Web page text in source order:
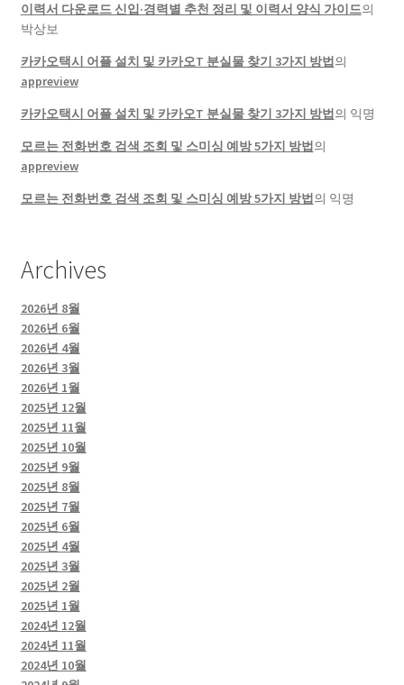
이력서 다운로드 신입·경력별 추천 정리 및 이력서 양식 가이드의
박상보
카카오택시 어플 설치 및 카카오T 분실물 찾기 3가지 방법의
appreview
카카오택시 어플 설치 및 카카오T 분실물 찾기 3가지 방법의 익명
모르는 전화번호 검색 조회 및 스미싱 예방 5가지 방법의
appreview
모르는 전화번호 검색 조회 및 스미싱 예방 5가지 방법의 익명
Archives
2026년 8월
2026년 6월
2026년 4월
2026년 3월
2026년 1월
2025년 12월
2025년 11월
2025년 10월
2025년 9월
2025년 8월
2025년 7월
2025년 6월
2025년 4월
2025년 3월
2025년 2월
2025년 1월
2024년 12월
2024년 11월
2024년 10월